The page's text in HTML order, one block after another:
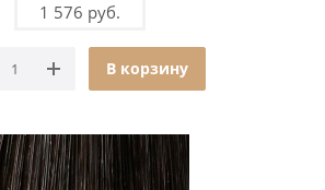
1 576 руб.
В корзину